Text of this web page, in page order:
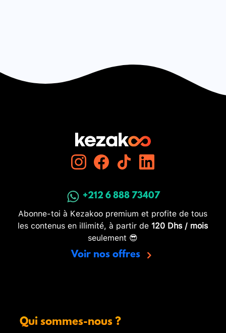
+212 6 888 73407
Abonne-toi à Kezakoo premium et profite de tous
les contenus en illimité, à partir de 120 Dhs / mois
seulement 😎
Voir nos offres
Qui sommes-nous ?